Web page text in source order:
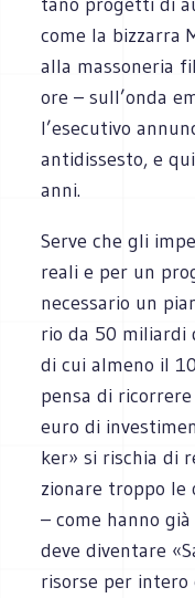
come la biz­zarra
alla mas­so­ne­ria
ore – sull’onda
l’esecutivo
anti­dis­se­sto, e
anni.
Serve che gli
reali e per un
neces­sa­rio un
rio da 50 miliardi
di cui almeno il
pensa di
euro di
ker» si rischia di
zio­nare troppo le
– come hanno
deve diven­tare
risorse per